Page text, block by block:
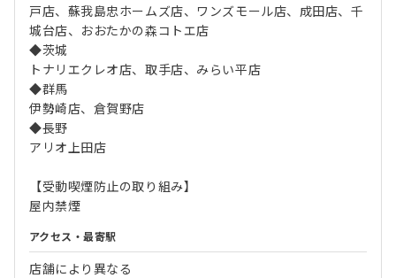
戸店、蘇我島忠ホームズ店、ワンズモール店、成田店、千
城台店、おおたかの森コトエ店
◆茨城
トナリエクレオ店、取手店、みらい平店
◆群馬
伊勢崎店、倉賀野店
◆長野
アリオ上田店
【受動喫煙防止の取り組み】
屋内禁煙
アクセス・最寄駅
店舗により異なる